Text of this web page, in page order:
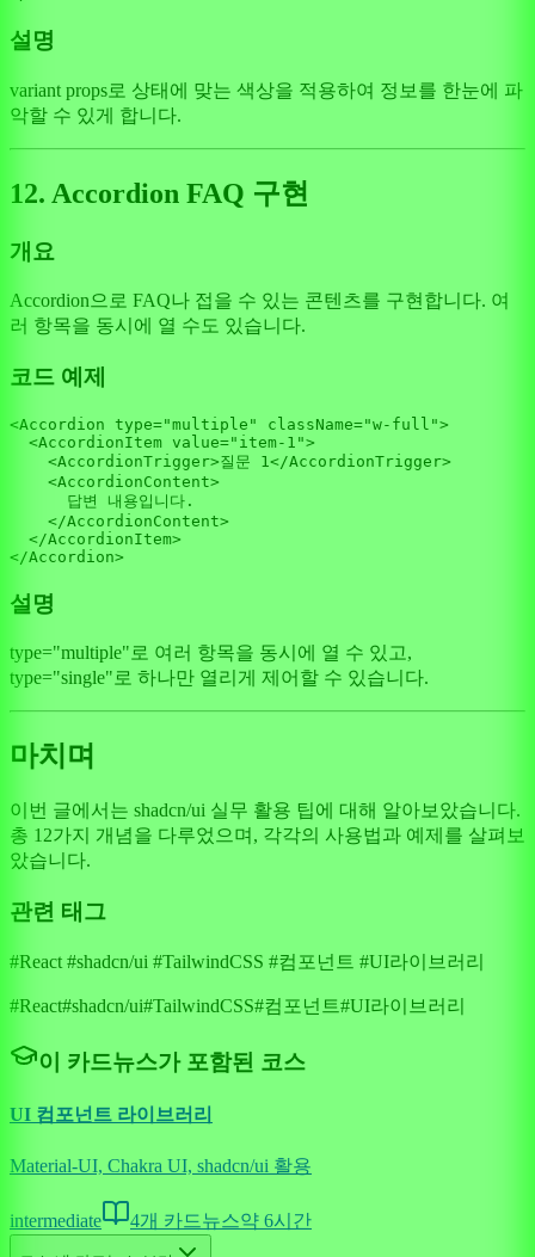
설명
variant props로 상태에 맞는 색상을 적용하여 정보를 한눈에 파
악할 수 있게 합니다.
12. Accordion FAQ 구현
개요
Accordion으로 FAQ나 접을 수 있는 콘텐츠를 구현합니다. 여
러 항목을 동시에 열 수도 있습니다.
코드 예제
<Accordion type="multiple" className="w-full">
<AccordionItem value="item-1">
<AccordionTrigger>질문 1 </AccordionTrigger>
<AccordionContent>
      답변 내용입니다.
</AccordionContent>
</AccordionItem>
</Accordion
설명
type="multiple"로 여러 항목을 동시에 열 수 있고,
type="single"로 하나만 열리게 제어할 수 있습니다.
마치며
이번 글에서는 shadcn/ui 실무 활용 팁에 대해 알아보았습니다.
총 12가지 개념을 다루었으며, 각각의 사용법과 예제를 살펴보
았습니다.
관련 태그
#React #shadcn/ui #TailwindCSS #컴포넌트 #UI라이브러리
#React#shadcn/ui#TailwindCSS#컴포넌트#UI라이브러리
이 카드뉴스가 포함된 코스
UI 컴포넌트 라이브러리
Material-UI, Chakra UI, shadcn/ui 활용
intermediate 4개 카드뉴스약 6시간